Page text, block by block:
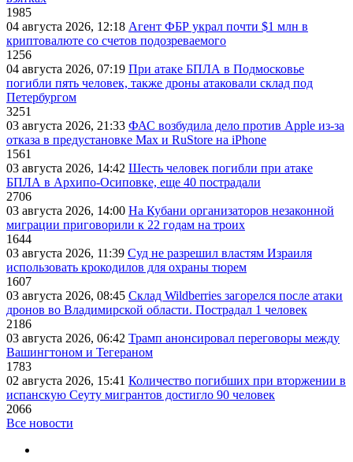
1985
04 августа 2026, 12:18 Агент ФБР украл почти $1 млн в
криптовалюте со счетов подозреваемого
1256
04 августа 2026, 07:19 При атаке БПЛА в Подмосковье
погибли пять человек, также дроны атаковали склад под
Петербургом
3251
03 августа 2026, 21:33 ФАС возбудила дело против Apple из-за
отказа в предустановке Max и RuStore на iPhone
1561
03 августа 2026, 14:42 Шесть человек погибли при атаке
БПЛА в Архипо-Осиповке, еще 40 пострадали
2706
03 августа 2026, 14:00 На Кубани организаторов незаконной
миграции приговорили к 22 годам на троих
1644
03 августа 2026, 11:39 Суд не разрешил властям Израиля
использовать крокодилов для охраны тюрем
1607
03 августа 2026, 08:45 Склад Wildberries загорелся после атаки
дронов во Владимирской области. Пострадал 1 человек
2186
03 августа 2026, 06:42 Трамп анонсировал переговоры между
Вашингтоном и Тегераном
1783
02 августа 2026, 15:41 Количество погибших при вторжении в
испанскую Сеуту мигрантов достигло 90 человек
2066
Все новости